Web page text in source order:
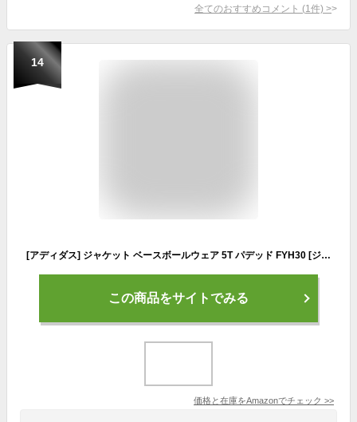
全てのおすすめコメント (1 件) >
14
[アディダス] ジャケット ベースボールウェア 5T パデッド FYH30 [ジュニア] キッズ レジェンドアース F19 (ED3757) 日本 J140 (日本サイズ140 相当)
この商品をサイトでみる
価格と在庫をAmazonでチェック >>